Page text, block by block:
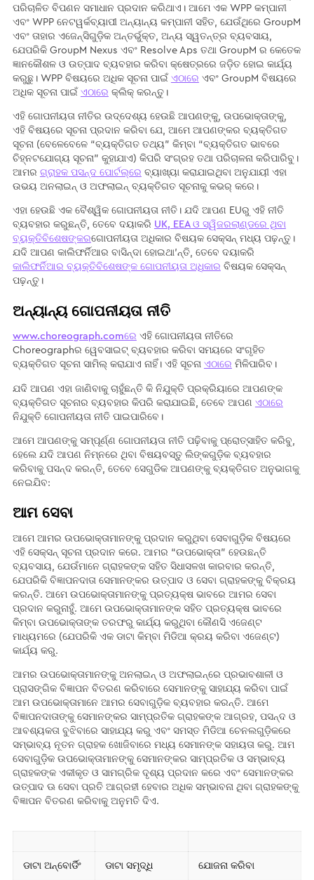
ପରିଚାଳିତ ବିପଣନ ସମାଧାନ ପ୍ରଦାନ କରିଥାଏ। ଆମେ ଏକ WPP କମ୍ପାନୀ
ଏବଂ WPP ନେଟୱର୍କବ୍ୟାପୀ ଅନ୍ୟାନ୍ୟ କମ୍ପାନୀ ସହିତ, ଯେଉଁଥିରେ GroupM
ଏବଂ ତାହାର ଏଜେନ୍ସିଗୁଡ଼ିକ ଅନ୍ତର୍ଭୁକ୍ତ, ଅନ୍ୟ ସ୍ୱତନ୍ତ୍ର ବ୍ୟବସାୟ,
ଯେପରିକି GroupM Nexus ଏବଂ Resolve Aps ତଥା GroupM ର କେତେକ
ଜ୍ଞାନକୌଶଳ ଓ ଉତ୍ପାଦ ବ୍ୟବହାର କରିବା କ୍ଷେତ୍ରରେ ଜଡ଼ିତ ହୋଇ କାର୍ଯ୍ୟ
କରୁଛୁ। WPP ବିଷୟରେ ଅଧିକ ସୂଚନା ପାଇଁ ଏଠାରେ ଏବଂ GroupM ବିଷୟରେ
ଅଧିକ ସୂଚନା ପାଇଁ ଏଠାରେ କ୍ଲିକ୍ କରନ୍ତୁ।
ଏହି ଗୋପନୀୟତା ନୀତିର ଉଦ୍ଦେଶ୍ୟ ହେଉଛି ଆପଣଙ୍କୁ, ଉପଭୋକ୍ତାଙ୍କୁ,
ଏହି ବିଷୟରେ ସୂଚନା ପ୍ରଦାନ କରିବା ଯେ, ଆମେ ଆପଣଙ୍କର ବ୍ୟକ୍ତିଗତ
ସୂଚନା (ବେଳେବେଳେ “ବ୍ୟକ୍ତିଗତ ତଥ୍ୟ” କିମ୍ବା “ବ୍ୟକ୍ତିଗତ ଭାବରେ
ଚିହ୍ନଟଯୋଗ୍ୟ ସୂଚନା” କୁହାଯାଏ) କିପରି ସଂଗ୍ରହ ତଥା ପରିଚାଳନା କରିପାରିବୁ।
ଆମର ଗ୍ରାହକ ପସନ୍ଦ ପୋର୍ଟଲ୍‌ରେ ବ୍ୟାଖ୍ୟା କରାଯାଇଥିବା ଅନୁଯାୟୀ ଏହା
ଉଭୟ ଅନଲାଇନ୍ ଓ ଅଫଲାଇନ୍ ବ୍ୟକ୍ତିଗତ ସୂଚନାକୁ କଭର୍‌ କରେ।
ଏହା ହେଉଛି ଏକ ବୈଶ୍ୱିକ ଗୋପନୀୟତା ନୀତି। ଯଦି ଆପଣ EUରୁ ଏହି ନୀତି
ବ୍ୟବହାର କରୁଛନ୍ତି, ତେବେ ଦୟାକରି UK, EEA ଓ ସ୍ୱିଜରଲାଣ୍ଡରେ ଥିବା
ବ୍ୟକ୍ତିବିଶେଷଙ୍କରଗୋପନୀୟତା ଅଧିକାର ବିଷୟକ ସେକ୍ସନ୍ ମଧ୍ୟ ପଢ଼ନ୍ତୁ।
ଯଦି ଆପଣ କାଲିଫର୍ନିଆର ବାସିନ୍ଦା ହୋଇଥା’ନ୍ତି, ତେବେ ଦୟାକରି
କାଲିଫର୍ନିଆର ବ୍ୟକ୍ତିବିଶେଷଙ୍କ ଗୋପନୀୟତା ଅଧିକାର ବିଷୟକ ସେକ୍ସନ୍
ପଢ଼ନ୍ତୁ।
ଅନ୍ୟାନ୍ୟ ଗୋପନୀୟତା ନୀତି
www.choreograph.comରେ ଏହି ଗୋପନୀୟତା ନୀତିରେ
Choreographର ୱେବସାଇଟ୍ ବ୍ୟବହାର କରିବା ସମୟରେ ସଂଗୃହିତ
ବ୍ୟକ୍ତିଗତ ସୂଚନା ସାମିଲ୍‌ କରାଯାଏ ନାହିଁ। ଏହି ସୂଚନା ଏଠାରେ ମିଳିପାରିବ।
ଯଦି ଆପଣ ଏହା ଜାଣିବାକୁ ଚାହୁଁଛନ୍ତି କି ନିଯୁକ୍ତି ପ୍ରକ୍ରିୟାରେ ଆପଣଙ୍କ
ବ୍ୟକ୍ତିଗତ ସୂଚନାର ବ୍ୟବହାର କିପରି କରାଯାଇଛି, ତେବେ ଆପଣ ଏଠାରେ
ନିଯୁକ୍ତି ଗୋପନୀୟତା ନୀତି ପାଇପାରିବେ।
ଆମେ ଆପଣଙ୍କୁ ସମ୍ପୂର୍ଣ୍ଣ ଗୋପନୀୟତା ନୀତି ପଢ଼ିବାକୁ ପ୍ରୋତ୍ସାହିତ କରିବୁ,
ହେଲେ ଯଦି ଆପଣ ନିମ୍ନରେ ଥିବା ବିଷୟବସ୍ତୁ ଲିଙ୍କଗୁଡ଼ିକ ବ୍ୟବହାର
କରିବାକୁ ପସନ୍ଦ କରନ୍ତି, ତେବେ ସେଗୁଡିକ ଆପଣଙ୍କୁ ବ୍ୟକ୍ତିଗତ ଅନୁଭାଗକୁ
ନେଇଯିବ:
ଆମ ସେବା
ଆମେ ଆମର ଉପଭୋକ୍ତାମାନଙ୍କୁ ପ୍ରଦାନ କରୁଥିବା ସେବାଗୁଡ଼ିକ ବିଷୟରେ
ଏହି ସେକ୍ସନ୍ ସୂଚନା ପ୍ରଦାନ କରେ. ଆମର “ଉପଭୋକ୍ତା” ହେଉଛନ୍ତି
ବ୍ୟବସାୟ, ଯେଉଁମାନେ ଗ୍ରାହକଙ୍କ ସହିତ ସିଧାସଳଖ କାରବାର କରନ୍ତି,
ଯେପରିକି ବିଜ୍ଞାପନଦାତା ସେମାନଙ୍କର ଉତ୍ପାଦ ଓ ସେବା ଗ୍ରାହକଙ୍କୁ ବିକ୍ରୟ
କରନ୍ତି. ଆମେ ଉପଭୋକ୍ତାମାନଙ୍କୁ ପ୍ରତ୍ୟକ୍ଷ ଭାବରେ ଆମର ସେବା
ପ୍ରଦାନ କରୁନାହୁଁ. ଆମେ ଉପଭୋକ୍ତାମାନଙ୍କ ସହିତ ପ୍ରତ୍ୟକ୍ଷ ଭାବରେ
କିମ୍ବା ଉପଭୋକ୍ତାଙ୍କ ତରଫରୁ କାର୍ଯ୍ୟ କରୁଥିବା କୌଣସି ଏଜେଣ୍ଟ
ମାଧ୍ୟମରେ (ଯେପରିକି ଏକ ଡାଟା କିମ୍ବା ମିଡିଆ କ୍ରୟ କରିବା ଏଜେଣ୍ଟ)
କାର୍ଯ୍ୟ କରୁ.
ଆମର ଉପଭୋକ୍ତାମାନଙ୍କୁ ଅନଲାଇନ୍ ଓ ଅଫଲାଇନ୍‌ରେ ପ୍ରଭାବଶାଳୀ ଓ
ପ୍ରାସଙ୍ଗିକ ବିଜ୍ଞାପନ ବିତରଣ କରିବାରେ ସେମାନଙ୍କୁ ସାହାଯ୍ୟ କରିବା ପାଇଁ
ଆମ ଉପଭୋକ୍ତାମାନେ ଆମର ସେବାଗୁଡ଼ିକ ବ୍ୟବହାର କରନ୍ତି. ଆମେ
ବିଜ୍ଞାପନଦାତାଙ୍କୁ ସେମାନଙ୍କର ସାମ୍ପ୍ରତିକ ଗ୍ରାହକଙ୍କ ଆଗ୍ରହ, ପସନ୍ଦ ଓ
ଆବଶ୍ୟକତା ବୁଝିବାରେ ସାହାଯ୍ୟ କରୁ ଏବଂ ସମସ୍ତ ମିଡିଆ ଚେନଲଗୁଡ଼ିକରେ
ସମ୍ଭାବ୍ୟ ନୂତନ ଗ୍ରାହକ ଖୋଜିବାରେ ମଧ୍ୟ ସେମାନଙ୍କ ସହାୟତା କରୁ. ଆମ
ସେବାଗୁଡ଼ିକ ଉପଭୋକ୍ତାମାନଙ୍କୁ ସେମାନଙ୍କର ସାମ୍ପ୍ରତିକ ଓ ସମ୍ଭାବ୍ୟ
ଗ୍ରାହକଙ୍କ ଏକୀକୃତ ଓ ସାମଗ୍ରିକ ଦୃଶ୍ୟ ପ୍ରଦାନ କରେ ଏବଂ ସେମାନଙ୍କର
ଉତ୍ପାଦ ଊ ସେବା ପ୍ରତି ଆଗ୍ରହୀ ହେବାର ଅଧିକ ସମ୍ଭାବନା ଥିବା ଗ୍ରାହକଙ୍କୁ
ବିଜ୍ଞାପନ ବିତରଣ କରିବାକୁ ଅନୁମତି ଦିଏ.
ଡାଟା ଅନ୍‌ବୋର୍ଡିଂ ଡାଟା ସମୃଦ୍ଧି ଯୋଜନା କରିବା